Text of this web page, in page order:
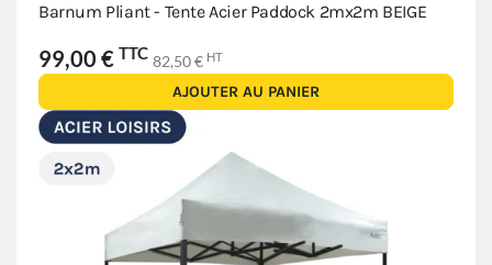
Barnum Pliant - Tente Acier Paddock 2mx2m BEIGE
99,00 € TTC 82,50 € HT
AJOUTER AU PANIER